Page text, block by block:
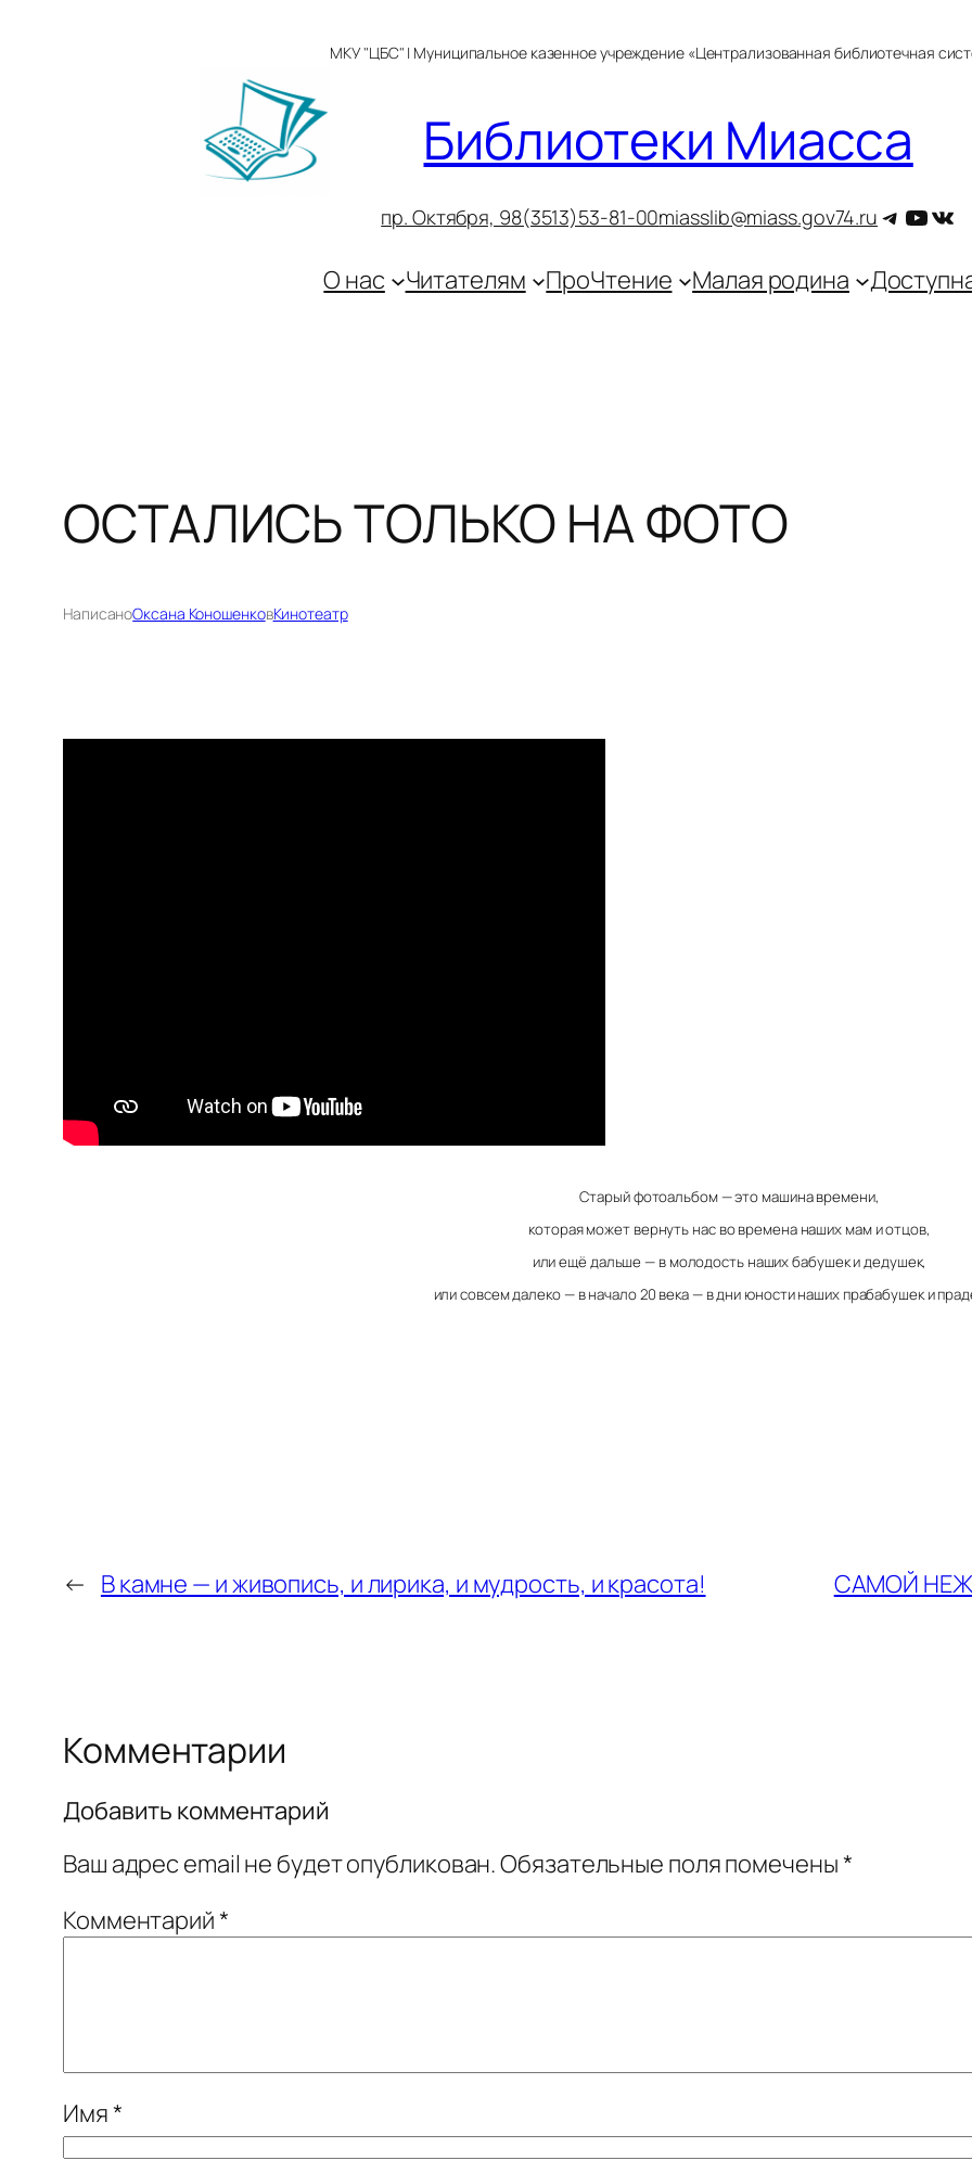
МКУ "ЦБС" | Муниципальное казенное учреждение «Централизованная библиотечная
Библиотеки Миасса
пр. Октября, 98(3513)53-81-00miasslib@miass.gov74.ru Telegram
О нас Читателям ПроЧтение Малая родина
ОСТАЛИСЬ ТОЛЬКО НА ФОТО
НаписаноОксана КоношенковКинотеатр
Старый фотоальбом — это машина времени,
которая может вернуть нас во времена наших мам и отцов,
или ещё дальше — в молодость наших бабушек и дедушек,
или совсем далеко — в начало 20 века — в дни юности наших прабабушек и
← В камне — и живопись, и лирика, и мудрость, и красота! САМОЙ
Комментарии
Добавить комментарий
Ваш адрес email не будет опубликован.Обязательные поля помечены*
Комментарий*
Имя*